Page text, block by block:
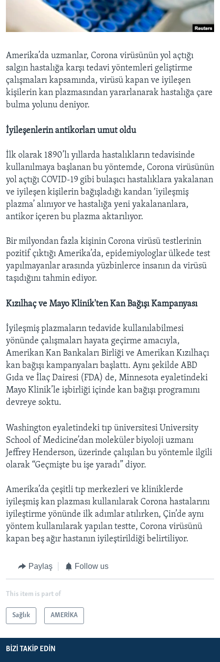
HAYATTAN
SANAT
BIZI TAKIP EDIN
Diller
Amerika’da uzmanlar, Corona virüsünün yol açtığı
salgın hastalığa karşı tedavi yöntemleri geliştirme
çalışmaları kapsamında, virüsü kapan ve iyileşen
kişilerin kan plazmasından yararlanarak hastalığa çare
bulma yolunu deniyor.
İyileşenlerin antikorları umut oldu
İlk olarak 1890’lı yıllarda hastalıkların tedavisinde
kullanılmaya başlanan bu yöntemde, Corona virüsünün
yol açtığı COVID-19 gibi bulaşıcı hastalıklara yakalanan
ve iyileşen kişilerin bağışladığı kandan ‘iyileşmiş
plazma’ alınıyor ve hastalığa yeni yakalananlara,
antikor içeren bu plazma aktarılıyor.
Bir milyondan fazla kişinin Corona virüsü testlerinin
pozitif çıktığı Amerika’da, epidemiyologlar ülkede test
yapılmayanlar arasında yüzbinlerce insanın da virüsü
taşıdığını tahmin ediyor.
Kızılhaç ve Mayo Klinik'ten Kan Bağışı Kampanyası
İyileşmiş plazmaların tedavide kullanılabilmesi
yönünde çalışmaları hayata geçirme amacıyla,
Amerikan Kan Bankaları Birliği ve Amerikan Kızılhaçı
kan bağışı kampanyaları başlattı. Aynı şekilde ABD
Gıda ve İlaç Dairesi (FDA) de, Minnesota eyaletindeki
Mayo Klinik’le işbirliği içinde kan bağışı programını
devreye soktu.
Washington eyaletindeki tıp üniversitesi University
School of Medicine’dan moleküler biyoloji uzmanı
Jeffrey Henderson, üzerinde çalışılan bu yöntemle ilgili
olarak “Geçmişte bu işe yaradı” diyor.
Amerika’da çeşitli tıp merkezleri ve kliniklerde
iyileşmiş kan plazması kullanılarak Corona hastalarını
iyileştirme yönünde ilk adımlar atılırken, Çin’de aynı
yöntem kullanılarak yapılan testte, Corona virüsünü
kapan beş ağır hastanın iyileştirildiği belirtiliyor.
Paylaş Follow us
This item is part of
Sağlık AMERİKA
BIZI TAKIP EDIN